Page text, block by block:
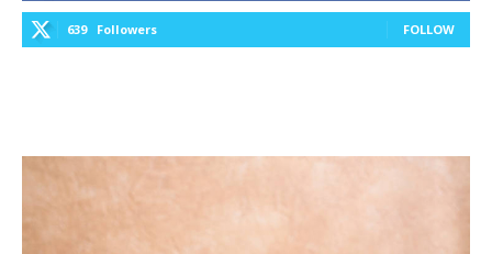
639 Followers FOLLOW